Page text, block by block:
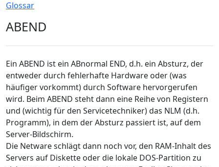
Glossar
ABEND
Ein ABEND ist ein ABnormal END, d.h. ein Absturz, der
entweder durch fehlerhafte Hardware oder (was
häufiger vorkommt) durch Software hervorgerufen
wird. Beim ABEND steht dann eine Reihe von Registern
und (wichtig für den Servicetechniker) das NLM (d.h.
Programm), in dem der Absturz passiert ist, auf dem
Server-Bildschirm.
Die Netware schlägt dann noch vor, den RAM-Inhalt des
Servers auf Diskette oder die lokale DOS-Partition zu